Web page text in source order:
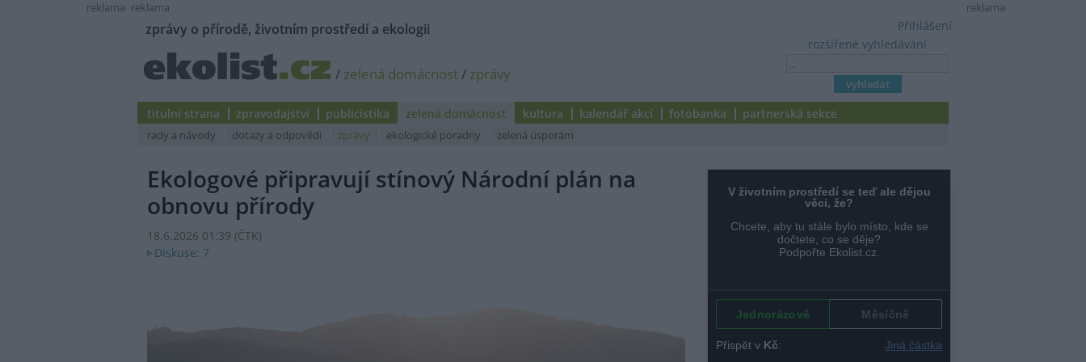
reklama
reklama reklama
zprávy o přírodě, životním prostředí a ekologii
/ zelená domácnost/ zprávy
rozšířené vyhledávání
Přihlášení
titulní strana zpravodajství publicistika zelená domácnost kultura kalendář akcí fotobanka partnerská sekce
rady a návody dotazy a odpovědi zprávy ekologické poradny zelená úsporám
Ekologové připravují stínový Národní plán na
obnovu přírody
18.6.2026 01:39 (ČTK)
Diskuse: 7